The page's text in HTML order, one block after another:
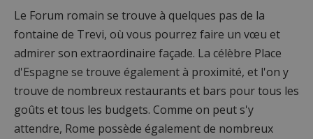
Le Forum romain se trouve à quelques pas de la
fontaine de Trevi, où vous pourrez faire un vœu et
admirer son extraordinaire façade. La célèbre Place
d'Espagne se trouve également à proximité, et l'on y
trouve de nombreux restaurants et bars pour tous les
goûts et tous les budgets. Comme on peut s'y
attendre, Rome possède également de nombreux